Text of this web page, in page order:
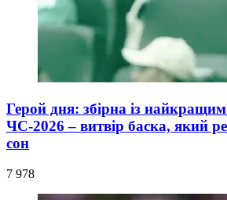
Герой дня: збірна із
ЧС-2026 – витвір баска, який
сон
7 978